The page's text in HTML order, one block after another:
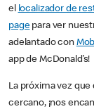
el localizador de
pagepara ver
adelantado con
app de McDonald’s!
La próxima vez que
cercano, ¡nos